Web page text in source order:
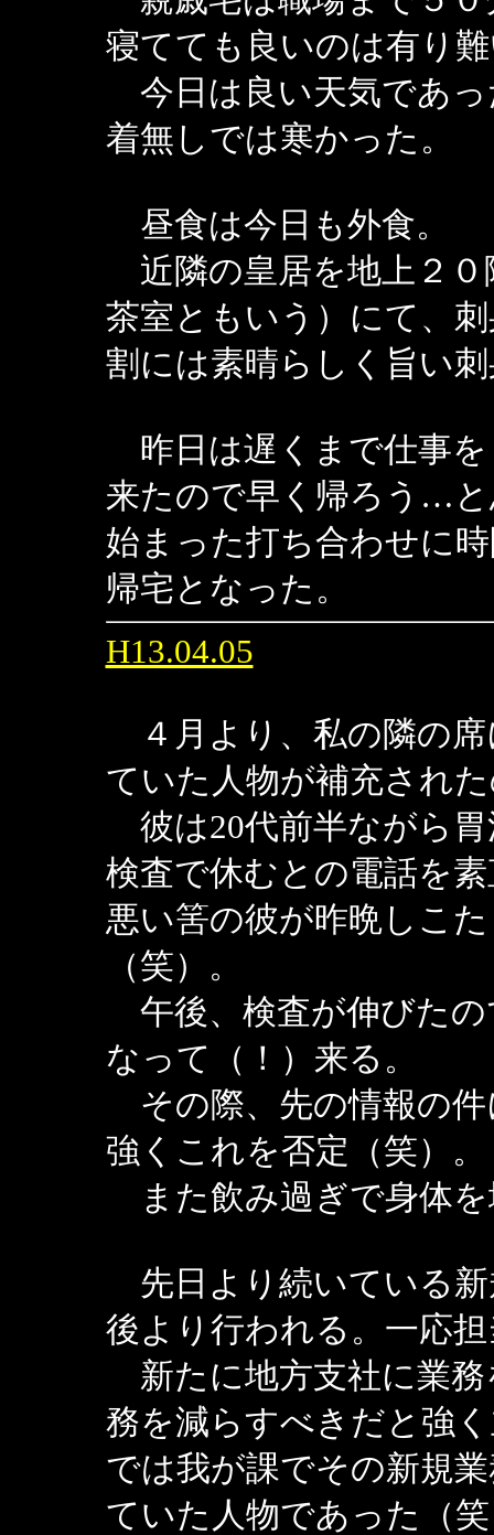
寝てても良いのは有り
今日は良い天気であっ
着無しでは寒かった。
昼食は今日も外食。
近隣の皇居を地上２０
茶室ともいう）にて、
割には素晴らしく旨い
昨日は遅くまで仕事を
来たので早く帰ろう…
始まった打ち合わせに
帰宅となった。
H13.04.05
４月より、私の隣の席
ていた人物が補充され
彼は20代前半ながら
検査で休むとの電話を
悪い筈の彼が昨晩しこ
（笑）。
午後、検査が伸びたの
なって（！）来る。
その際、先の情報の
強くこれを否定（笑）。
また飲み過ぎで身体
先日より続いている
後より行われる。一応
新たに地方支社に業務
務を減らすべきだと強
では我が課でその新規
ていた人物であった（